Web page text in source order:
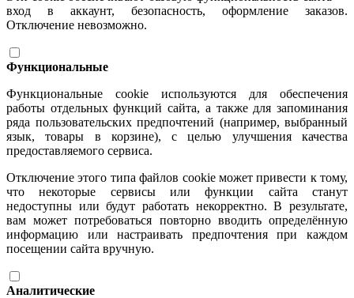
вход в аккаунт, безопасность, оформление заказов.
Отключение невозможно.
Функциональные
Функциональные cookie используются для обеспечения
работы отдельных функций сайта, а также для запоминания
ряда пользовательских предпочтений (например, выбранный
язык, товары в корзине), с целью улучшения качества
предоставляемого сервиса.
Отключение этого типа файлов cookie может привести к тому,
что некоторые сервисы или функции сайта станут
недоступны или будут работать некорректно. В результате,
вам может потребоваться повторно вводить определённую
информацию или настраивать предпочтения при каждом
посещении сайта вручную.
Аналитические